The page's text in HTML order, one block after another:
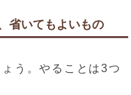
省いてもよいもの
う。やることは3つ